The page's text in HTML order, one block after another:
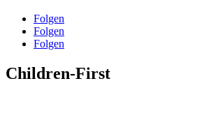
Folgen
Folgen
Folgen
Children-First